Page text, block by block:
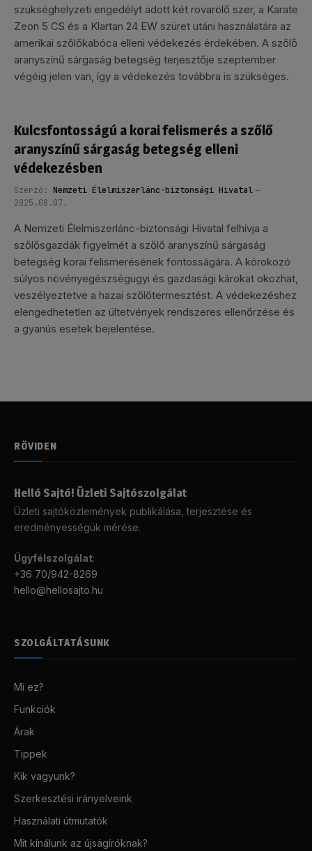
szükséghelyzeti engedélyt adott két rovarölő szer, a Karate
Zeon 5 CS és a Klartan 24 EW szüret utáni használatára az
amerikai szőlőkabóca elleni védekezés érdekében. A szőlő
aranyszínű sárgaság betegség terjesztője szeptember
végéig jelen van, így a védekezés továbbra is szükséges.
Kulcsfontosságú a korai felismerés a szőlő
aranyszínű sárgaság betegség elleni
védekezésben
Szerző: Nemzeti Élelmiszerlánc-biztonsági Hivatal
2025.08.07.
A Nemzeti Élelmiszerlánc-biztonsági Hivatal felhívja a
szőlősgazdák figyelmét a szőlő aranyszínű sárgaság
betegség korai felismerésének fontosságára. A kórokozó
súlyos növényegészségügyi és gazdasági károkat okozhat,
veszélyeztetve a hazai szőlőtermesztést. A védekezéshez
elengedhetetlen az ültetvények rendszeres ellenőrzése és
a gyanús esetek bejelentése.
RÖVIDEN
Helló Sajtó! Üzleti Sajtószolgálat
Üzleti sajtóközlemények publikálása, terjesztése és
eredményességük mérése.
Ügyfélszolgálat:
+36 70/942-8269
hello@hellosajto.hu
SZOLGÁLTATÁSUNK
Mi ez?
Funkciók
Árak
Tippek
Kik vagyunk?
Szerkesztési irányelveink
Használati útmutatók
Mit kínálunk az újságíróknak?